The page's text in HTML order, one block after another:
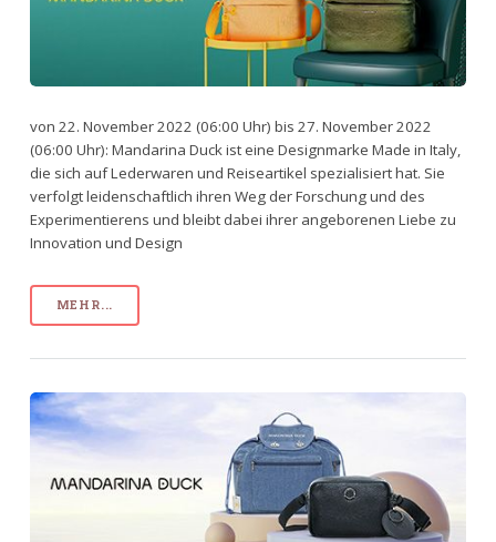
von 22. November 2022 (06:00 Uhr) bis 27. November 2022
(06:00 Uhr): Mandarina Duck ist eine Designmarke Made in Italy,
die sich auf Lederwaren und Reiseartikel spezialisiert hat. Sie
verfolgt leidenschaftlich ihren Weg der Forschung und des
Experimentierens und bleibt dabei ihrer angeborenen Liebe zu
Innovation und Design
MEHR...